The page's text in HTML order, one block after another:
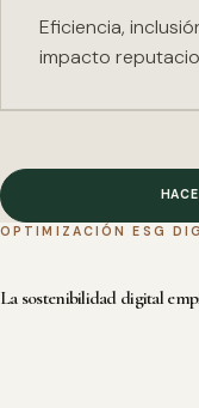
Eficiencia,
impacto
OPTIMIZACIÓN ESG
La sostenibilidad digital